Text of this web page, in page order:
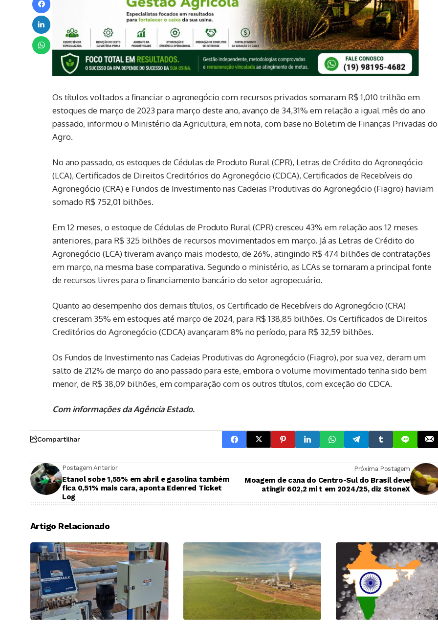
Os títulos voltados a financiar o agronegócio com recursos privados somaram R$ 1,010 trilhão em
estoques de março de 2023 para março deste ano, avanço de 34,31% em relação a igual mês do ano
passado, informou o Ministério da Agricultura, em nota, com base no Boletim de Finanças Privadas do
Agro.
No ano passado, os estoques de Cédulas de Produto Rural (CPR), Letras de Crédito do Agronegócio
(LCA), Certificados de Direitos Creditórios do Agronegócio (CDCA), Certificados de Recebíveis do
Agronegócio (CRA) e Fundos de Investimento nas Cadeias Produtivas do Agronegócio (Fiagro) haviam
somado R$ 752,01 bilhões.
Em 12 meses, o estoque de Cédulas de Produto Rural (CPR) cresceu 43% em relação aos 12 meses
anteriores, para R$ 325 bilhões de recursos movimentados em março. Já as Letras de Crédito do
Agronegócio (LCA) tiveram avanço mais modesto, de 26%, atingindo R$ 474 bilhões de contratações
em março, na mesma base comparativa. Segundo o ministério, as LCAs se tornaram a principal fonte
de recursos livres para o financiamento bancário do setor agropecuário.
Quanto ao desempenho dos demais títulos, os Certificado de Recebíveis do Agronegócio (CRA)
cresceram 35% em estoques até março de 2024, para R$ 138,85 bilhões. Os Certificados de Direitos
Creditórios do Agronegócio (CDCA) avançaram 8% no período, para R$ 32,59 bilhões.
Os Fundos de Investimento nas Cadeias Produtivas do Agronegócio (Fiagro), por sua vez, deram um
salto de 212% de março do ano passado para este, embora o volume movimentado tenha sido bem
menor, de R$ 38,09 bilhões, em comparação com os outros títulos, com exceção do CDCA.
Com informações da Agência Estado.
Compartilhar
Postagem Anterior
Etanol sobe 1,55% em abril e gasolina também
fica 0,51% mais cara, aponta Edenred Ticket
Log
Próxima Postagem
Moagem de cana do Centro-Sul do Brasil deve
atingir 602,2 mi t em 2024/25, diz StoneX
Artigo Relacionado